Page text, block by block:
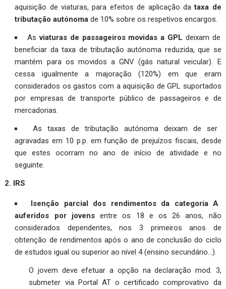
aquisição de viaturas, para efeitos de aplicação dataxa de
tributação autónoma de 10% sobre os respetivos encargos.
Asviaturas de passageiros movidas a GPL deixam de
beneficiar da taxa de tributação autónoma reduzida, que se
mantém para os movidos a GNV (gás natural veicular). E
cessa igualmente a majoração (120%) em que eram
considerados os gastos com a aquisição de GPL suportados
por empresas de transporte público de passageiros e de
mercadorias.
As taxas de tributação autónoma deixam de ser
agravadas em 10 p.p. em função de prejuízos fiscais, desde
que estes ocorram no ano de início de atividade e no
seguinte.
2. IRS
Isenção parcial dos rendimentos da categoria A
auferidos por jovensentre os 18 e os 26 anos, não
considerados dependentes, nos 3 primeiros anos de
obtenção de rendimentos após o ano de conclusão do ciclo
de estudos igual ou superior ao nível 4 (ensino secundário…).
O jovem deve efetuar a opção na declaração mod. 3,
submeter via Portal AT o certificado comprovativo da